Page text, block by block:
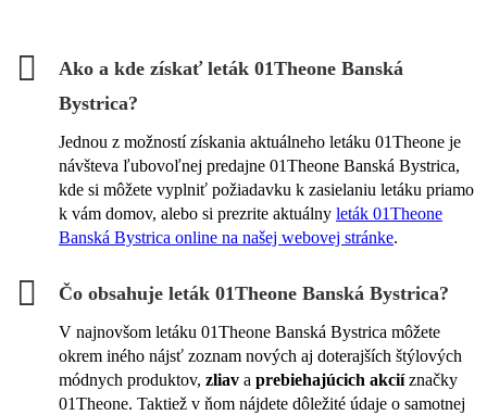
Ako a kde získať leták 01Theone Banská
Bystrica?
Jednou z možností získania aktuálneho letáku 01Theone je
návšteva ľubovoľnej predajne 01Theone Banská Bystrica,
kde si môžete vyplniť požiadavku k zasielaniu letáku priamo
k vám domov, alebo si prezrite aktuálny leták 01Theone
Banská Bystrica online na našej webovej stránke.
Čo obsahuje leták 01Theone Banská Bystrica?
V najnovšom letáku 01Theone Banská Bystrica môžete
okrem iného nájsť zoznam nových aj doterajších štýlových
módnych produktov, zliav a prebiehajúcich akciíznačky
01Theone. Taktiež v ňom nájdete dôležité údaje o samotnej